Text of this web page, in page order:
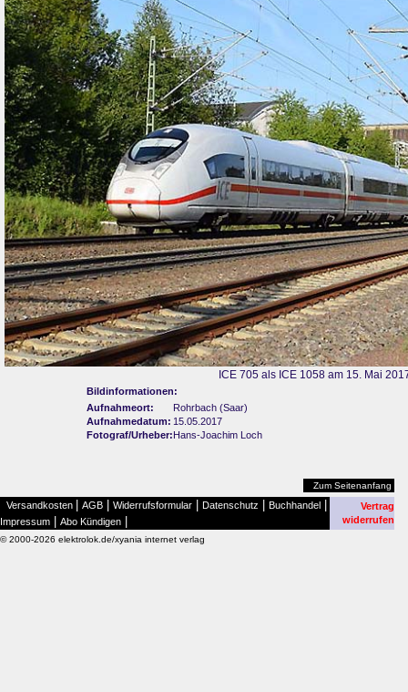
ICE 705 als ICE 1058 am 15. Mai
Bildinformationen:
Aufnahmeort:
Rohrbach (Saar)
Aufnahmedatum: 15.05.2017
Fotograf/Urheber:Hans-Joachim Loch
Zum Seitenanfang
Versandkosten AGB Widerrufsformular Datenschutz Buchhandel
Impressum Abo Kündigen
Vertrag
widerrufen
© 2000-2026 elektrolok.de/xyania internet verlag